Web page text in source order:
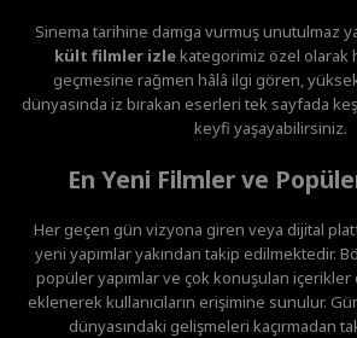
Sinema tarihine damga vurmuş unutulmaz
kült filmler izlekategorimiz özel olarak
geçmesine rağmen hâlâ ilgi gören,
dünyasında iz bırakan eserleri tek sayfada
keyfi yaşayabilirsiniz.
En Yeni Filmler ve
Her geçen gün vizyona giren veya dijital
yeni yapımlar yakından takip edilmektedir.
popüler yapımlar ve çok konuşulan
eklenerek kullanıcıların erişimine sunulur.
dünyasındaki gelişmeleri kaçırmadan